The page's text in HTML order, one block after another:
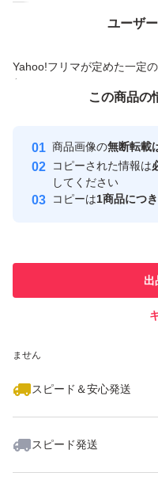
ユーザ
Yahoo!フリマが定めた一定
付与しています
安心取引出品者
取引実績
ません
スピード＆安心発送
スピード発送
価格の相談
この商品の
商品画像の無断転載
コピーされた情報は
してください
コピーは1商品につ
出
この商品をみている人に